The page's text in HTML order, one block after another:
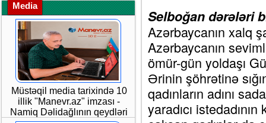
Media
Müstəqil media tarixində 10
illik "Manevr.az" imzası -
Namiq Dəlidağlının qeydləri
Selboğan dərələri
Azərbaycanın xalq
Azərbaycanın
ömür-gün yoldaşı
Ərinin şöhrətinə
qadınların adını
yaradıcı